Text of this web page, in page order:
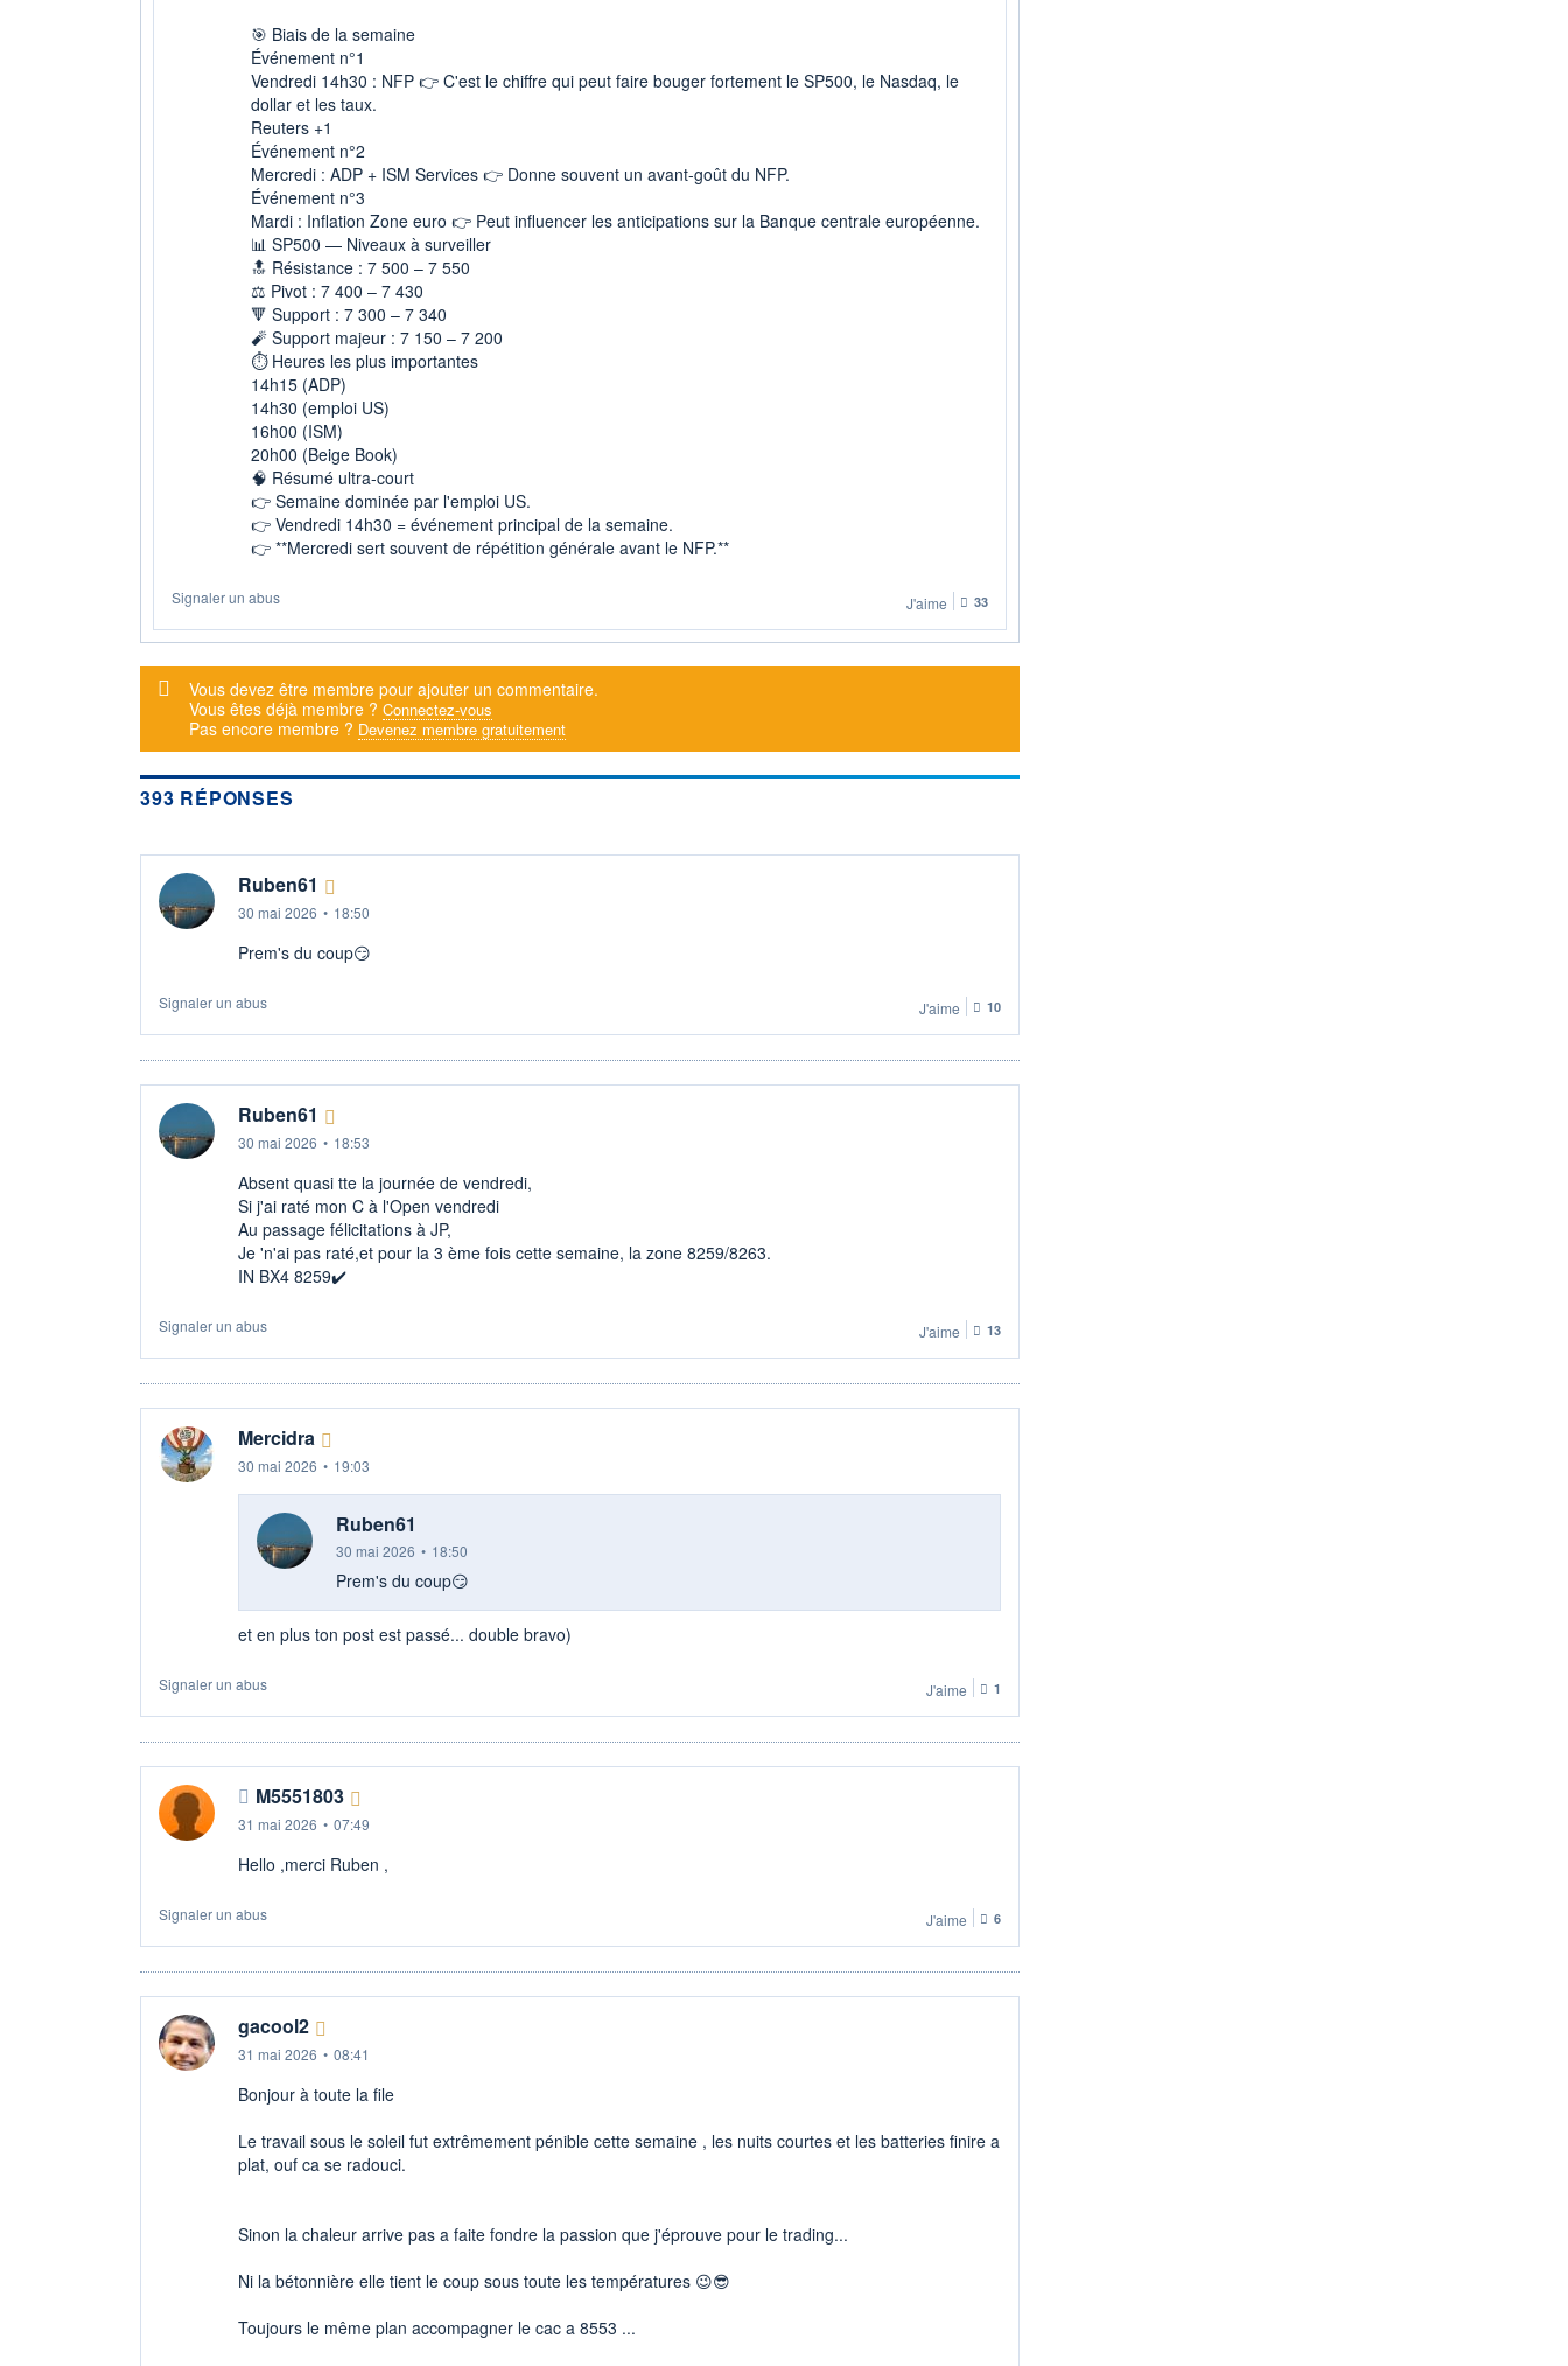
🎯 Biais de la semaine
Événement n°1
Vendredi 14h30 : NFP 👉 C'est le chiffre qui peut faire bouger fortement le SP500, le Nasdaq, le
dollar et les taux.
Reuters +1
Événement n°2
Mercredi : ADP + ISM Services 👉 Donne souvent un avant-goût du NFP.
Événement n°3
Mardi : Inflation Zone euro 👉 Peut influencer les anticipations sur la Banque centrale européenne.
📊 SP500 — Niveaux à surveiller
🔝 Résistance : 7 500 – 7 550
⚖️ Pivot : 7 400 – 7 430
🔻 Support : 7 300 – 7 340
🧨 Support majeur : 7 150 – 7 200
⏱️ Heures les plus importantes
14h15 (ADP)
14h30 (emploi US)
16h00 (ISM)
20h00 (Beige Book)
🧠 Résumé ultra-court
👉 Semaine dominée par l'emploi US.
👉 Vendredi 14h30 = événement principal de la semaine.
👉 **Mercredi sert souvent de répétition générale avant le NFP.**
Signaler un abus J'aime 33
Message d'alerte
Vous devez être membre pour ajouter un commentaire.
Vous êtes déjà membre ? Connectez-vous
Pas encore membre ? Devenez membre gratuitement
393 RÉPONSES
Ruben61
30 mai 2026 • 18:50
Prem's du coup😏
Signaler un abus J'aime 10
Ruben61
30 mai 2026 • 18:53
Absent quasi tte la journée de vendredi,
Si j'ai raté mon C à l'Open vendredi
Au passage félicitations à JP,
Je 'n'ai pas raté,et pour la 3 ème fois cette semaine, la zone 8259/8263.
IN BX4 8259✔️
Signaler un abus J'aime 13
Mercidra
30 mai 2026 • 19:03
Ruben61
30 mai 2026 • 18:50
Prem's du coup😏
et en plus ton post est passé... double bravo)
Signaler un abus J'aime 1
M5551803
31 mai 2026 • 07:49
Hello ,merci Ruben ,
Signaler un abus J'aime 6
gacool2
31 mai 2026 • 08:41
Bonjour à toute la file
Le travail sous le soleil fut extrêmement pénible cette semaine , les nuits courtes et les batteries finire a
plat, ouf ca se radouci.
Sinon la chaleur arrive pas a faite fondre la passion que j'éprouve pour le trading...
Ni la bétonnière elle tient le coup sous toute les températures 😉😎
Toujours le même plan accompagner le cac a 8553 ...